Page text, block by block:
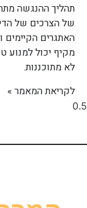
תהליך ההנגשה
של הצרכים של
האתגרים הקיימים
מקיף יכול למנוע
לא מתוכננות.
לקריאת המאמר »